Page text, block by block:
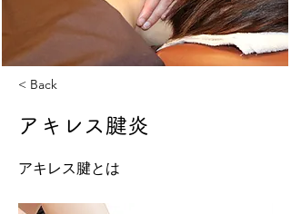
< Back
アキレス腱炎
アキレス腱とは